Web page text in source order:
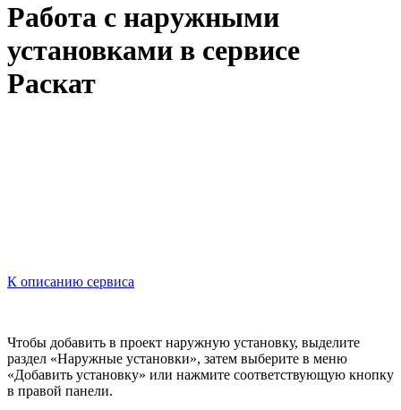
Работа с наружными
установками в сервисе
Раскат
К описанию сервиса
Чтобы добавить в проект наружную установку, выделите
раздел «Наружные установки», затем выберите в меню
«Добавить установку» или нажмите соответствующую кнопку
в правой панели.